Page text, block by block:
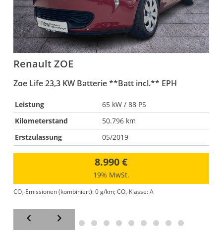
RenaultZOE
Zoe Life 23,3 KW Batterie **Batt incl.** EPH
Leistung
65 kW / 88 PS
Kilometerstand
50.796 km
Erstzulassung
05/2019
8.990 €
19% MwSt.
CO2-Emissionen (kombiniert):0 g/km;CO2-Klasse:A